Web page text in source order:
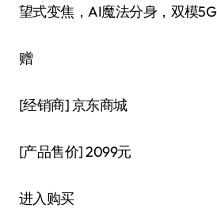
望式变焦，AI魔法分身，双模5G
赠
[经销商]京东商城
[产品售价]2099元
进入购买